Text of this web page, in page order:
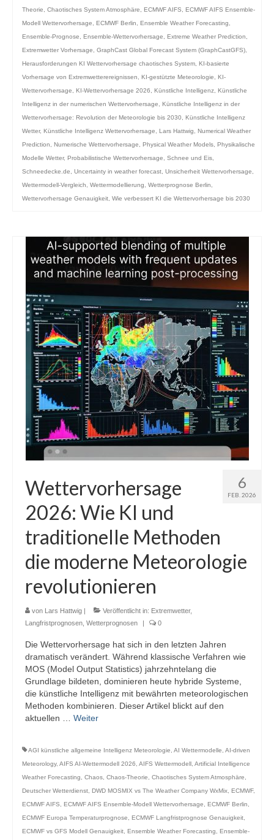
Theorie
Chaotisches System Atmosphäre ECMWF AIFS
ECMWF AIFS Ensemble-
Modell Wettervorhersage
ECMWF Berlin Ensemble Weather Forecasting
Ensemble-Prognose
Ensemble-Wettervorhersage Extreme Weather Prediction
Extremwetter Vorhersage
GraphCast Global Forecast System (GraphCastGFS)
Herausforderungen KI Wettervorhersage chaotisches System KI-basierte
Vorhersage von Extremwetterereignissen
KI-gestützte Meteorologie
KI-
Wettervorhersage
KI-Wettervorhersage 2026 Künstliche Intelligenz Künstliche
Intelligenz in der numerischen Wettervorhersage
Künstliche Intelligenz in der
Wettervorhersage: Revolution der Meteorologie bis 2030
Künstliche Intelligenz
Wetter, Künstliche Intelligenz Wettervorhersage Lars Hattwig
Numerical Weather
Prediction
Numerische Wettervorhersage Physical Weather Models Physikalische
Modelle Wetter, Probabilistische Wettervorhersage Schnee und Eis
Schneedecke.de
Uncertainty in weather forecast Unsicherheit Wettervorhersage
Wettermodell-Vergleich
Wettermodellierung Wetterprognose Berlin
Wettervorhersage Genauigkeit Wie verbessert KI die Wettervorhersage bis 2030
6
FEB. 2026
Wettervorhersage
2026: Wie KI und
traditionelle Methoden
die moderne Meteorologie
revolutionieren
von Lars Hattwig | Veröffentlicht in: Extremwetter,
Langfristprognosen Wetterprognosen | 0
Die Wettervorhersage hat sich in den letzten Jahren
dramatisch verändert. Während klassische Verfahren wie
MOS (Model Output Statistics) jahrzehntelang die
Grundlage bildeten, dominieren heute hybride Systeme,
die künstliche Intelligenz mit bewährten meteorologischen
Methoden kombinieren. Dieser Artikel blickt auf den
aktuellen … Weiter
AGI künstliche allgemeine Intelligenz Meteorologie AI Wettermodelle AI-driven
Meteorology, AIFS AI-Wettermodell 2026 AIFS Wettermodell Artificial Intelligence
Weather Forecasting
Chaos Chaos-Theorie Chaotisches System Atmosphäre
Deutscher Wetterdienst DWD MOSMIX vs The Weather Company WxMix ECMWF,
ECMWF AIFS
ECMWF AIFS Ensemble-Modell Wettervorhersage ECMWF Berlin
ECMWF Europa Temperaturprognose
ECMWF Langfristprognose Genauigkeit
ECMWF vs GFS Modell Genauigkeit Ensemble Weather Forecasting Ensemble-